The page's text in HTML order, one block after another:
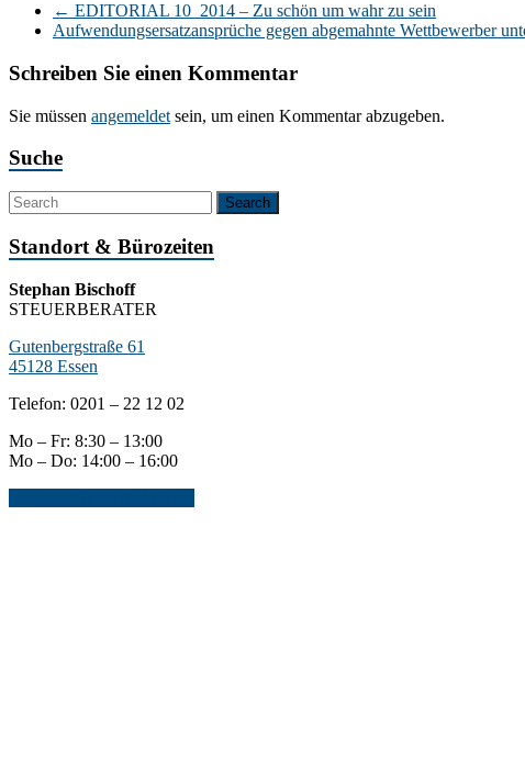
← EDITORIAL 10_2014 – Zu schön um wahr zu sein
Aufwendungsersatzansprüche gegen abgemahnte Wettbewerber
Schreiben Sie einen Kommentar
Sie müssen angemeldet sein, um einen Kommentar abzugeben.
Suche
Standort & Bürozeiten
Stephan Bischoff
STEUERBERATER
Gutenbergstraße 61
45128 Essen
Telefon: 0201 – 22 12 02
Mo – Fr: 8:30 – 13:00
Mo – Do: 14:00 – 16:00